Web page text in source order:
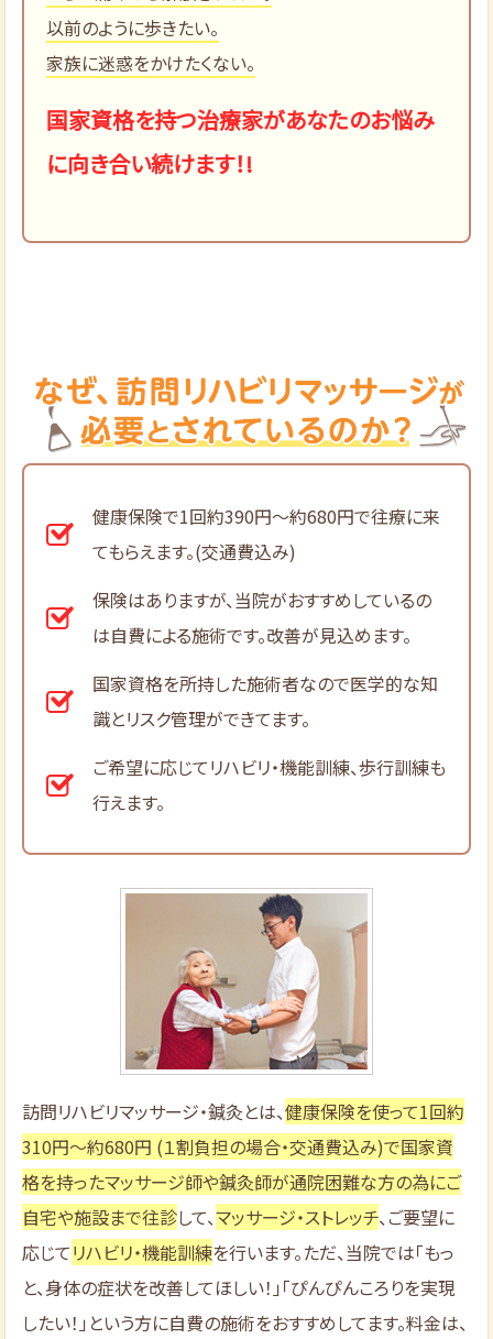
以前のように歩きたい。
家族に迷惑をかけたくない。
国家資格を持つ治療家があなたのお悩み
に向き合い続けます！!
健康保険で1回約390円～約680円で往療に来
てもらえます。(交通費込み)
保険はありますが、当院がおすすめしているの
は自費による施術です。改善が見込めます。
国家資格を所持した施術者なので医学的な知
識とリスク管理ができてます。
ご希望に応じてリハビリ・機能訓練、歩行訓練も
行えます。
訪問リハビリマッサージ・鍼灸とは、健康保険を使って1回約
310円～約680円 (１割負担の場合・交通費込み)で国家資
格を持ったマッサージ師や鍼灸師が通院困難な方の為にご
自宅や施設まで往診して、マッサージ・ストレッチ、ご要望に
応じてリハビリ・機能訓練を行います。ただ、当院では「もっ
と、身体の症状を改善してほしい！」「ぴんぴんころりを実現
したい！」という方に自費の施術をおすすめしてます。料金は、